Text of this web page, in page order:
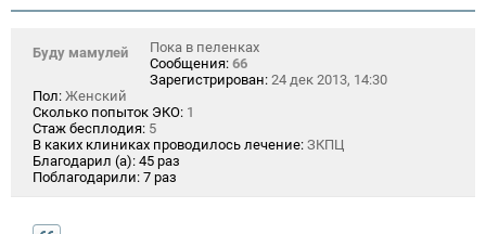
Буду мамулей
Пока в пеленках
Сообщения: 66
Зарегистрирован: 24 дек 2013, 14:30
Пол: Женский
Сколько попыток ЭКО: 1
Стаж бесплодия: 5
В каких клиниках проводилось лечение: ЗКПЦ
Благодарил (а): 45 раз
Поблагодарили: 7 раз